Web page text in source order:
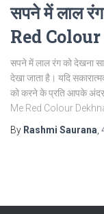
सपने में लाल
Red
सपने में लाल रंग को देखना
देखा जाता है। यदि
को करने के प्रति आपके अंदर
Me Red Colour
By Rashmi Saurana